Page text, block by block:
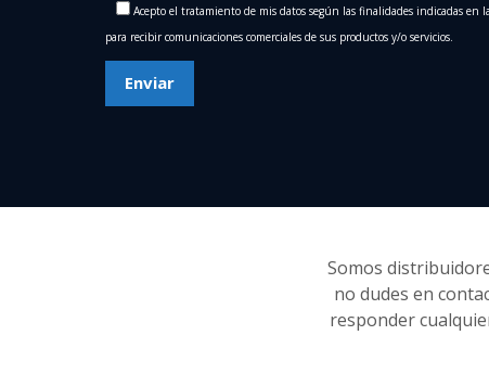
Acepto el tratamiento de mis datos según las finalidades indicadas en
para recibir comunicaciones comerciales de sus productos y/o servicios.
Somos
no dudes en
responder